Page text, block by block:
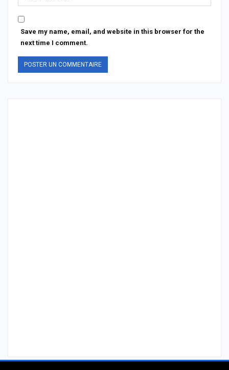
Save my name, email, and website in this browser for the
next time I comment.